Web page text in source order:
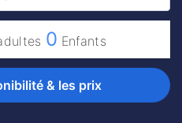
0 Enfants
& les prix